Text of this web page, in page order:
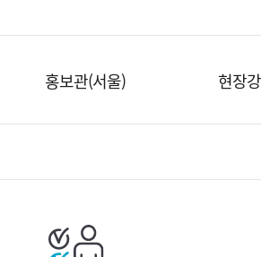
홍보관(서울) 현장